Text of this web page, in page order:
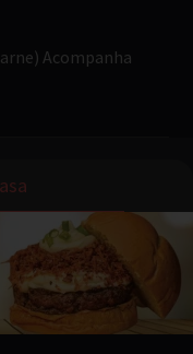
Acompanha